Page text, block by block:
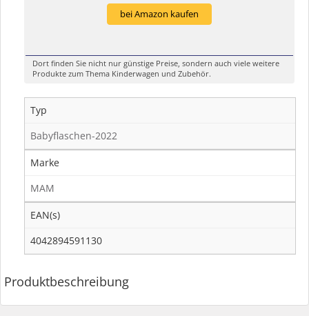
bei Amazon kaufen
Dort finden Sie nicht nur günstige Preise, sondern auch viele weitere
Produkte zum Thema Kinderwagen und Zubehör.
Typ
Babyflaschen-2022
Marke
MAM
EAN(s)
4042894591130
Produktbeschreibung